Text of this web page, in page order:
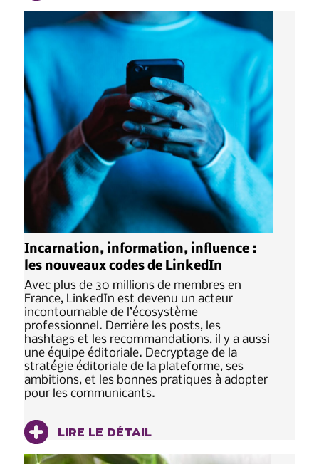
Incarnation, information, influence :
les nouveaux codes de LinkedIn
Avec plus de 30 millions de membres en
France, LinkedIn est devenu un acteur
incontournable de l’écosystème
professionnel. Derrière les posts, les
hashtags et les recommandations, il y a aussi
une équipe éditoriale. Decryptage de la
stratégie éditoriale de la plateforme, ses
ambitions, et les bonnes pratiques à adopter
pour les communicants.
LIRE LE DÉTAIL